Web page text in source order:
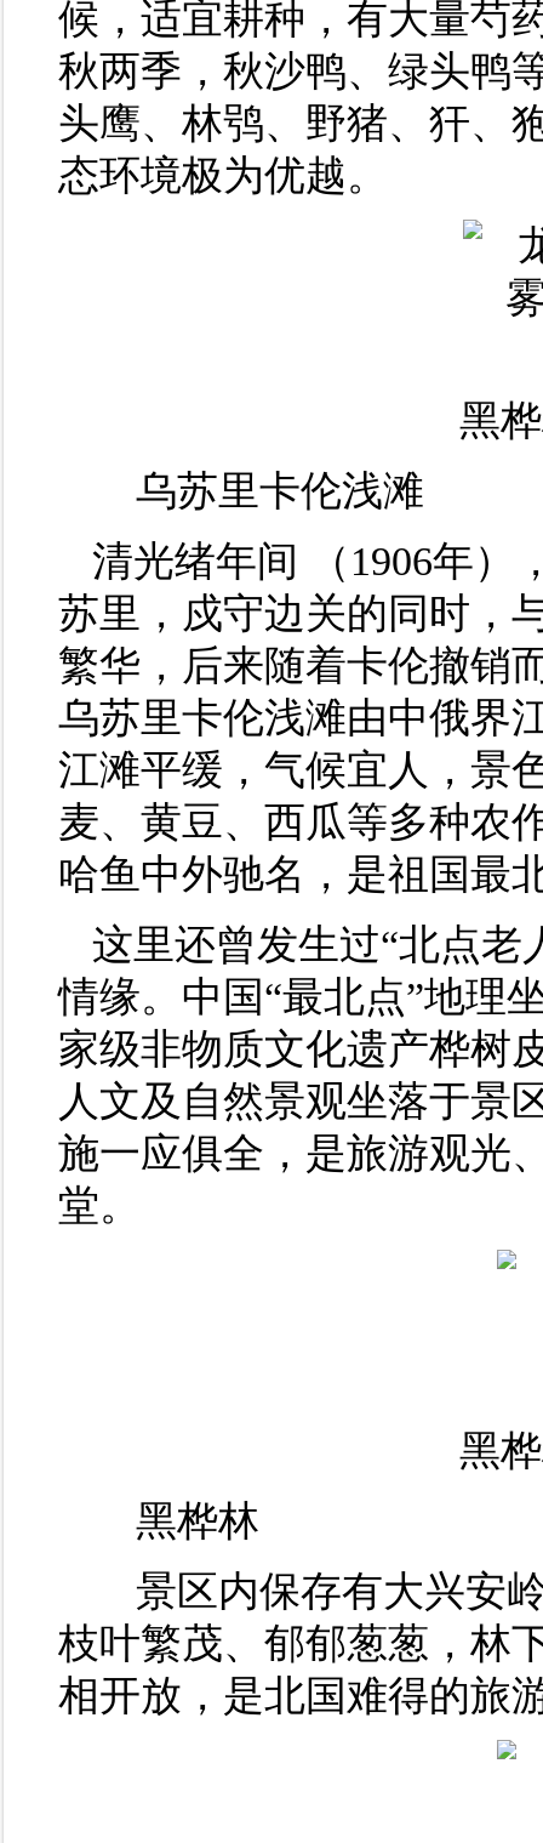
候，适宜耕种，有大量芍
秋两季，秋沙鸭、绿头鸭
头鹰、林鸮、野猪、犴、
态环境极为优越。
黑
乌苏里卡伦浅滩
清光绪年间 （1906年）
苏里，戍守边关的同时，
繁华，后来随着卡伦撤销
乌苏里卡伦浅滩由中俄
江滩平缓，气候宜人，景
麦、黄豆、西瓜等多种农
哈鱼中外驰名，是祖国最
这里还曾发生过“北点老
情缘。中国“最北点”地理
家级非物质文化遗产桦树
人文及自然景观坐落于景
施一应俱全，是旅游观光
堂。
黑
黑桦林
景区内保存有大兴安
枝叶繁茂、郁郁葱葱，林
相开放，是北国难得的旅